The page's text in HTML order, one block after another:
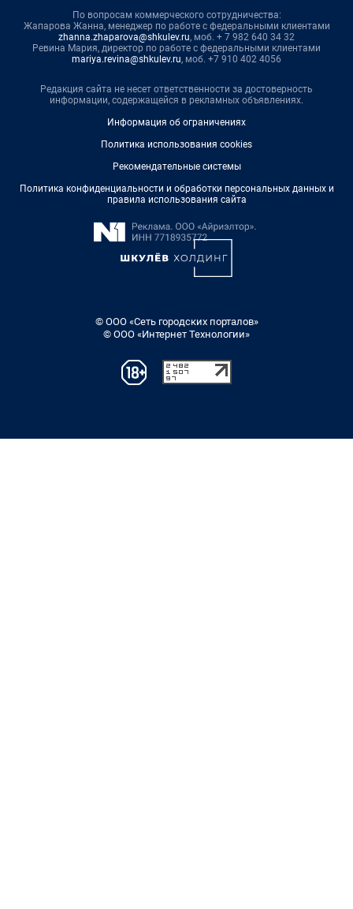
По вопросам коммерческого сотрудничества:
Жапарова Жанна, менеджер по работе с федеральными клиентами
zhanna.zhaparova@shkulev.ru, моб. + 7 982 640 34 32
Ревина Мария, директор по работе с федеральными клиентами
mariya.revina@shkulev.ru, моб. +7 910 402 4056
Редакция сайта не несет ответственности за достоверность
информации, содержащейся в рекламных объявлениях.
Информация об ограничениях
Политика использования cookies
Рекомендательные системы
Политика конфиденциальности и обработки персональных данных и
правила использования сайта
© ООО «Сеть городских порталов»
© ООО «Интернет Технологии»